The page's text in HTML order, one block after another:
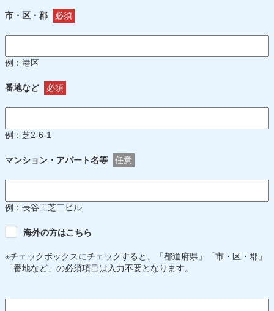
市・区・郡 必須
例：港区
番地など 必須
例：芝2-6-1
マンション・アパート名等 任意
例：長谷工芝二ビル
海外の方はこちら
※チェックボックスにチェックすると、「都道府県」「市・区・郡」
「番地など」の必須項目は入力不要となります。